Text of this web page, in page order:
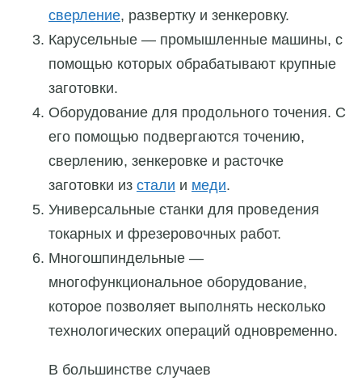
сверление, развертку и зенкеровку.
Карусельные — промышленные машины, с
помощью которых обрабатывают крупные
заготовки.
Оборудование для продольного точения. С
его помощью подвергаются точению,
сверлению, зенкеровке и расточке
заготовки из стали и меди.
Универсальные станки для проведения
токарных и фрезеровочных работ.
Многошпиндельные —
многофункциональное оборудование,
которое позволяет выполнять несколько
технологических операций одновременно.
В большинстве случаев